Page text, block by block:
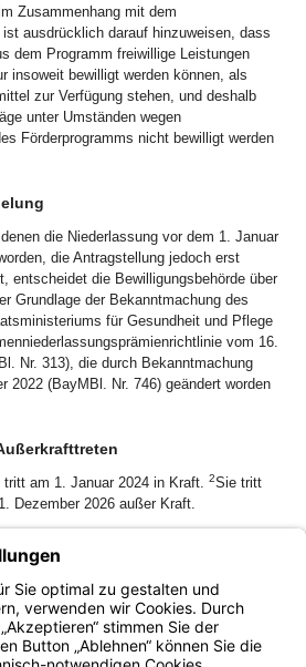
Zusammenhang mit dem
ist ausdrücklich darauf hinzuweisen, dass
dem Programm freiwillige Leistungen
insoweit bewilligt werden können, als
zur Verfügung stehen, und deshalb
unter Umständen wegen
Förderprogramms nicht bewilligt werden
die Niederlassung vor dem 1. Januar
die Antragstellung jedoch erst
entscheidet die Bewilligungsbehörde über
Grundlage der Bekanntmachung des
für Gesundheit und Pflege
vom 16.
Nr. 313), die durch Bekanntmachung
2022 (BayMBl. Nr. 746) geändert worden
tritt am 1. Januar 2024 in Kraft. 2Sie tritt
Dezember 2026 außer Kraft.